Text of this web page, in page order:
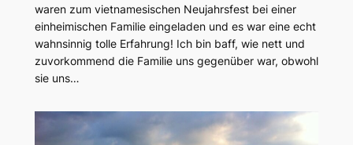
waren zum vietnamesischen Neujahrsfest bei einer
einheimischen Familie eingeladen und es war eine echt
wahnsinnig tolle Erfahrung! Ich bin baff, wie nett und
zuvorkommend die Familie uns gegenüber war, obwohl
sie uns…